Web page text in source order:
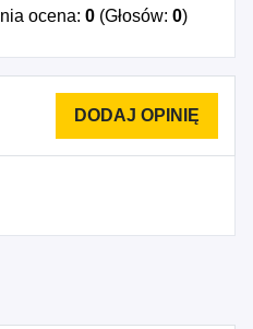
PKD to: 3311Z -
urządzeń
3314Z - Naprawa i
3319Z -
maszyn
ocena: 0 (Głosów: 0)